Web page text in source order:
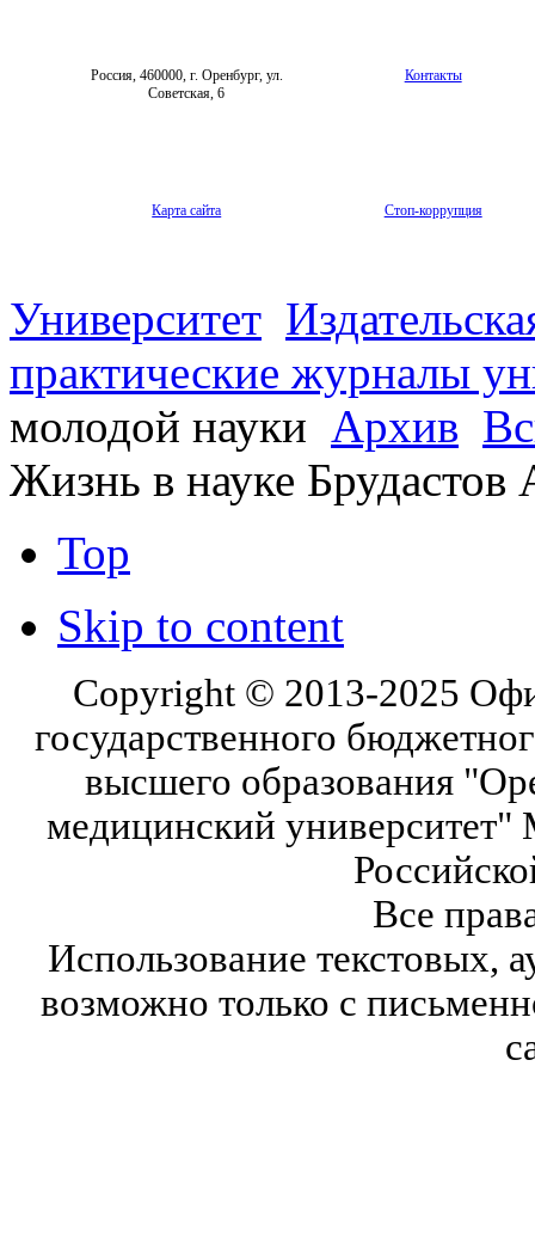
Россия, 460000, г. Оренбург, ул.
Советская, 6
Контакты
Карта сайта Стоп-коррупция
Университет
практические журналы
молодой науки Архив
Жизнь в науке Брудастов
Top
Skip to content
Copyright © 2013-2025
государственного
высшего образования
медицинский университет"
Все
Использование текстовых,
возможно только с